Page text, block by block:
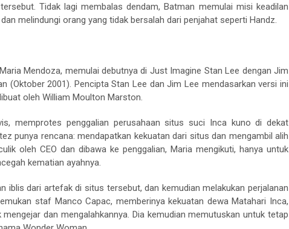
Tidak lagi membalas dendam, Batman memulai misi keadilan
melindungi orang yang tidak bersalah dari penjahat seperti Handz.
Mendoza, memulai debutnya di Just Imagine Stan Lee dengan Jim
(Oktober 2001). Pencipta Stan Lee dan Jim Lee mendasarkan versi ini
oleh William Moulton Marston.
memprotes penggalian perusahaan situs suci Inca kuno di dekat
punya rencana: mendapatkan kekuatan dari situs dan mengambil alih
oleh CEO dan dibawa ke penggalian, Maria mengikuti, hanya untuk
kematian ayahnya.
iblis dari artefak di situs tersebut, dan kemudian melakukan perjalanan
staf Manco Capac, memberinya kekuatan dewa Matahari Inca,
dan mengalahkannya. Dia kemudian memutuskan untuk tetap